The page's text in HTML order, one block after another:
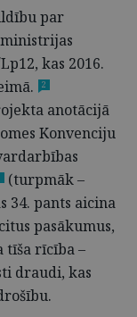
par
kas 2016.
2
anotācijā
Konvenciju
(turpmāk –
34. pants aicina
pasākumus,
rīcība –
draudi, kas